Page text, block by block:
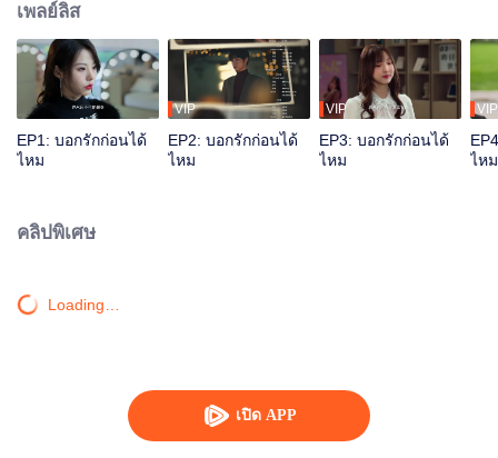
เปิด APP
เพลย์ลิส
EP1: บอกรักก่อนได้
ไหม
VIP
EP2: บอกรักก่อนได้
ไหม
VIP
EP3: บอกรักก่อนได้
ไหม
VIP
ไหม
คลิปพิเศษ
Loading…